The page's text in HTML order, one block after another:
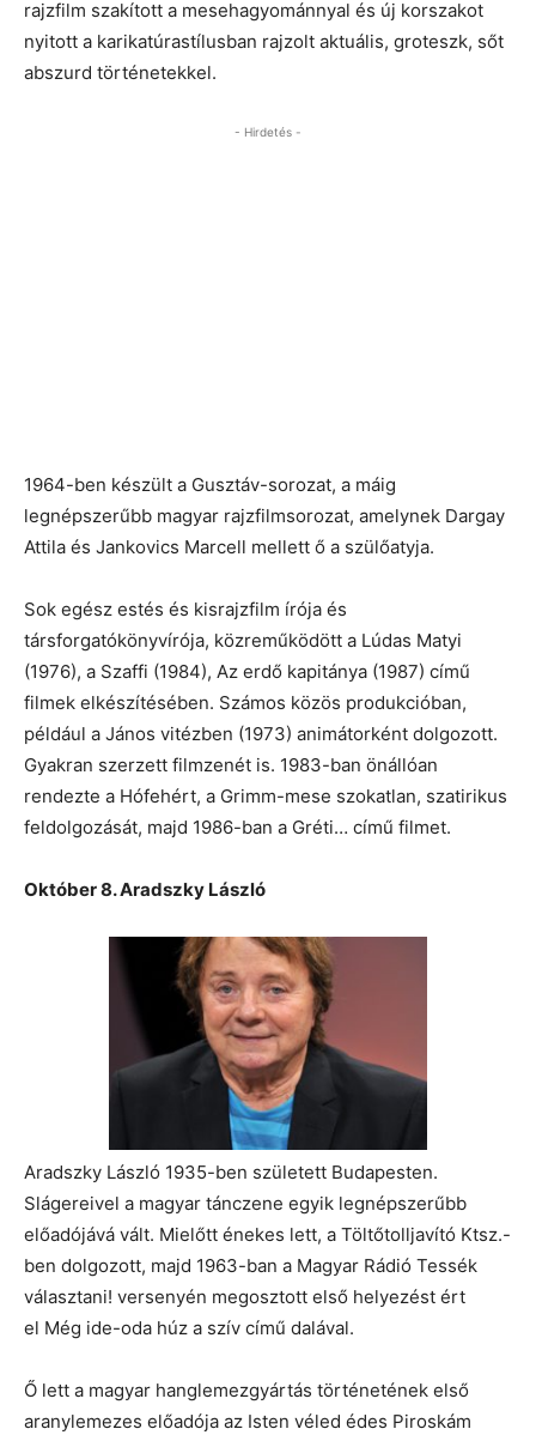
rajzfilm szakított a mesehagyománnyal és új korszakot
nyitott a karikatúrastílusban rajzolt aktuális, groteszk, sőt
abszurd történetekkel.
- Hirdetés -
1964-ben készült a Gusztáv-sorozat, a máig
legnépszerűbb magyar rajzfilmsorozat, amelynek Dargay
Attila és Jankovics Marcell mellett ő a szülőatyja.
Sok egész estés és kisrajzfilm írója és
társforgatókönyvírója, közreműködött a Lúdas Matyi
(1976), a Szaffi (1984), Az erdő kapitánya (1987) című
filmek elkészítésében. Számos közös produkcióban,
például a János vitézben (1973) animátorként dolgozott.
Gyakran szerzett filmzenét is. 1983-ban önállóan
rendezte a Hófehért, a Grimm-mese szokatlan, szatirikus
feldolgozását, majd 1986-ban a Gréti… című filmet.
Október 8. Aradszky László
Aradszky László 1935-ben született Budapesten.
Slágereivel a magyar tánczene egyik legnépszerűbb
előadójává vált. Mielőtt énekes lett, a Töltőtolljavító Ktsz.-
ben dolgozott, majd 1963-ban a Magyar Rádió Tessék
választani! versenyén megosztott első helyezést ért
el Még ide-oda húz a szív című dalával.
Ő lett a magyar hanglemezgyártás történetének első
aranylemezes előadója az Isten véled édes Piroskám